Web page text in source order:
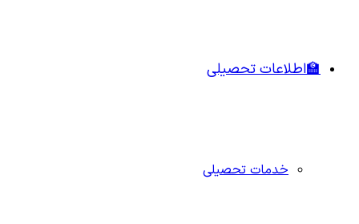
🏫اطلاعات تحصیلی
خدمات تحصیلی